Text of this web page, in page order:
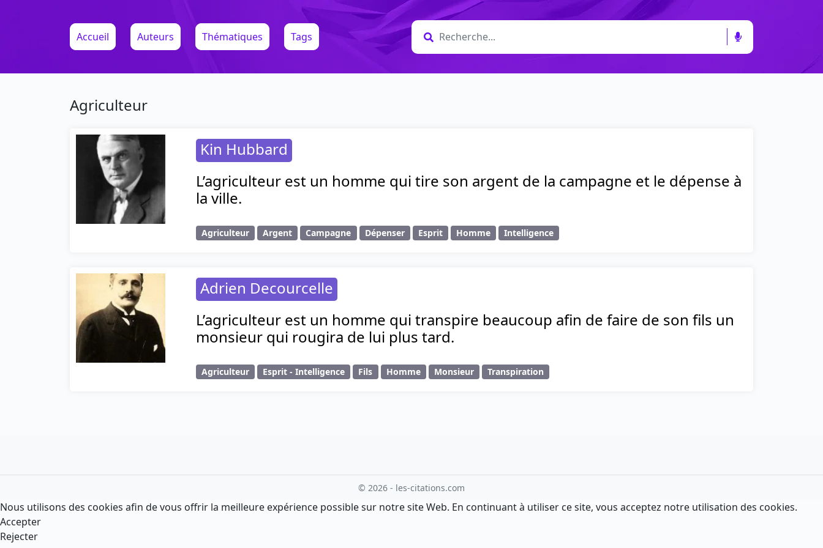
Accueil Auteurs Thématiques Tags
Agriculteur
Kin Hubbard
L’agriculteur est un homme qui tire son argent de la campagne et le dépense à
la ville.
Agriculteur Argent Campagne Dépenser Esprit Homme Intelligence
Adrien Decourcelle
L’agriculteur est un homme qui transpire beaucoup afin de faire de son fils un
monsieur qui rougira de lui plus tard.
Agriculteur Esprit - Intelligence Fils Homme Monsieur Transpiration
© 2026 - les-citations.com
Nous utilisons des cookies afin de vous offrir la meilleure expérience possible sur notre site Web. En continuant à utiliser ce site, vous acceptez notre utilisation des cookies.
Accepter
Rejecter